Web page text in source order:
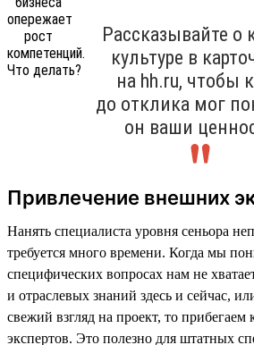
Рассказывайте о
культуре в
на hh.ru, чтобы
до отклика мог
он ваши
Привлечение внешних
Нанять специалиста уровня сеньора
требуется много времени. Когда мы
специфических вопросах нам не
и отраслевых знаний здесь и сейчас,
свежий взгляд на проект, то
экспертов. Это полезно для штатных